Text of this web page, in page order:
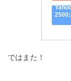
ではまた！